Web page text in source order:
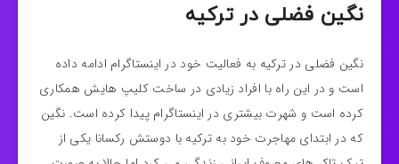
نگین فضلی در ترکیه
نگین فضلی در ترکیه به فعالیت خود در اینستاگرام ادامه داده
است و در این راه با افراد زیادی در ساخت کلیپ هایش همکاری
کرده است و شهرت بیشتری در اینستاگرام پیدا کرده است. نگین
که در ابتدای مهاجرت خود به ترکیه با دوستش رکسانا یکی از